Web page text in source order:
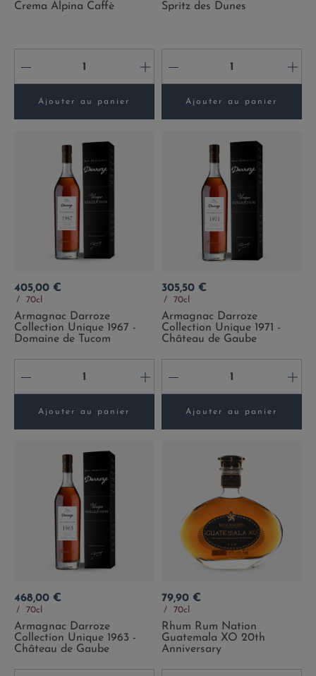
Crema Alpina Caffè
- +
Ajouter au panier
Spritz des Dunes
- +
Ajouter au panier
Prix
405,00 €
70cl
Armagnac Darroze
Collection Unique 1967 -
Domaine de Tucom
- +
Ajouter au panier
Prix
305,50 €
70cl
Armagnac Darroze
Collection Unique 1971 -
Château de Gaube
- +
Ajouter au panier
Prix
468,00 €
70cl
Armagnac Darroze
Collection Unique 1963 -
Château de Gaube
Prix
79,90 €
70cl
Rhum Rum Nation
Guatemala XO 20th
Anniversary